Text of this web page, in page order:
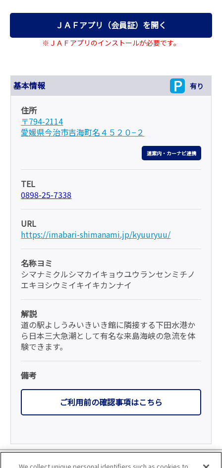
ＪＡＦアプリ（会員証）を開く
※ＪＡＦアプリのインストールが必要です。
基本情報 有り
住所
〒794-2114
愛媛県今治市吉海町名４５２０−２
道案内・カーナビ連携
TEL
0898-25-7338
URL
https://imabari-shimanami.jp/kyuuryuu/
名称ヨミ
シマナミクルシマカイキョウユウランセンミチノ
エキヨシウミイキイキカンナイ
解説
道の駅よしうみいきいき館に隣接する下田水港か
ら日本三大急潮として有名な来島海峡の急流を体
験できます。
備考
ご利用前の確認事項はこちら